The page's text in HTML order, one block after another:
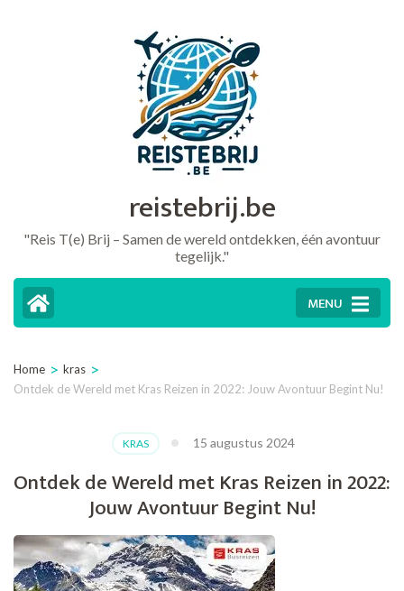
reistebrij.be
"Reis T(e) Brij – Samen de wereld ontdekken, één avontuur
tegelijk."
MENU
Home > kras >
Ontdek de Wereld met Kras Reizen in 2022: Jouw Avontuur Begint Nu!
KRAS 15 augustus 2024
Ontdek de Wereld met Kras Reizen in 2022:
Jouw Avontuur Begint Nu!